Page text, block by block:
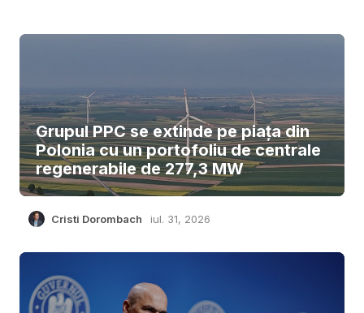
Grupul PPC se extinde pe piața din
Polonia cu un portofoliu de centrale
regenerabile de 277,3 MW
Cristi Dorombach iul. 31, 2026